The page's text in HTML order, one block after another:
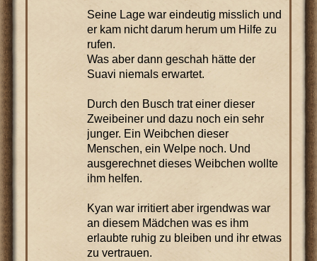
Seine Lage war eindeutig misslich und
er kam nicht darum herum um Hilfe zu
rufen.
Was aber dann geschah hätte der
Suavi niemals erwartet.
Durch den Busch trat einer dieser
Zweibeiner und dazu noch ein sehr
junger. Ein Weibchen dieser
Menschen, ein Welpe noch. Und
ausgerechnet dieses Weibchen wollte
ihm helfen.
Kyan war irritiert aber irgendwas war
an diesem Mädchen was es ihm
erlaubte ruhig zu bleiben und ihr etwas
zu vertrauen.